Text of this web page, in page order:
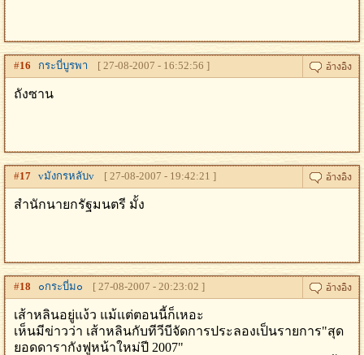
#16 กระบี่บูรพา [ 27-08-2007 - 16:52:56 ]
ถังซาน
#17 vมังกรหลับv [ 27-08-2007 - 19:42:21 ]
สำนักนายกรัฐมนตรี มั้ง
#18 ๐กระบี่ม๐ [ 27-08-2007 - 20:23:02 ]
เส้าหลินอยู่แง้ว แม้แต่ตอนนี้ก็เหอะ
เห็นมีข่าวว่า เส้าหลินกับทีวีบีจัดการประลองเป็นรายการ"สุด
ยอดดารากังฟูหน้าใหม่ปี 2007"